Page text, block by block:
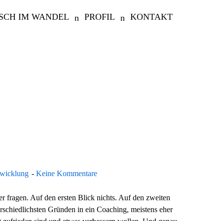
IM WANDEL PROFIL KONTAKT
Keine Kommentare
fragen. Auf den ersten Blick nichts. Auf den zweiten
Gründen in ein Coaching, meistens eher